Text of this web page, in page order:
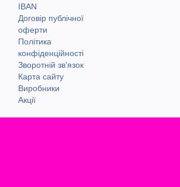
IBAN
Договір публічної
оферти
Політика
конфіденційності
Зворотній зв'язок
Карта сайту
Виробники
Акції